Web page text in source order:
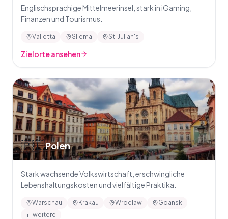
Englischsprachige Mittelmeerinsel, stark in iGaming,
Finanzen und Tourismus.
Valletta Sliema St. Julian's
Zielorte ansehen
🇵🇱Polen
Stark wachsende Volkswirtschaft, erschwingliche
Lebenshaltungskosten und vielfältige Praktika.
Warschau Krakau Wroclaw
Gdansk
+1 weitere